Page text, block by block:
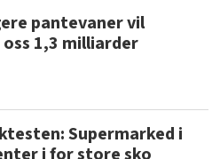
pantevaner vil
1,3 milliarder
Supermarked i